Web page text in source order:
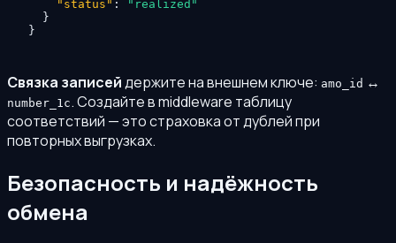
"status" :
"realized"
}
}
Связка записейдержите на внешнем ключе: amo_id ↔
number_1c. Создайте в middleware таблицу
соответствий — это страховка от дублей при
повторных выгрузках.
Безопасность и надёжность
обмена